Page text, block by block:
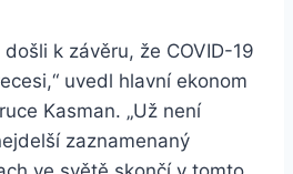
k závěru, že COVID-19
uvedl hlavní ekonom
Kasman. „Už není
zaznamenaný